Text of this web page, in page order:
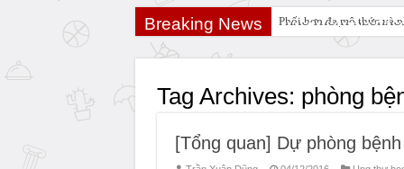
Breaking News Phối hợp đa mô thức và
PHẪU THUẬT
Những điều bạn cần
Tag Archives: phòng
[Tổng quan] Dự phòng